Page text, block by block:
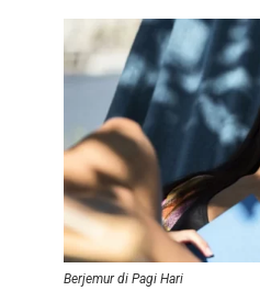
Berjemur di Pagi Hari